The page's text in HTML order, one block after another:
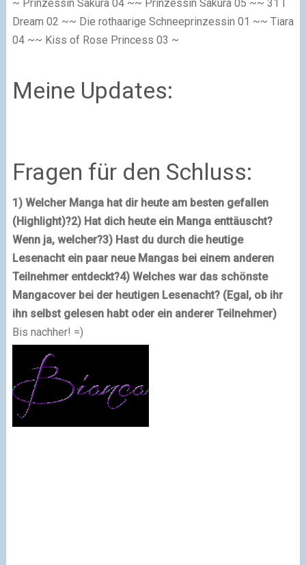
~ Prinzessin Sakura 04 ~~ Prinzessin Sakura 05 ~~ 31 I
Dream 02 ~~ Die rothaarige Schneeprinzessin 01 ~~ Tiara
04 ~~ Kiss of Rose Princess 03 ~
Meine Updates:
Fragen für den Schluss:
1) Welcher Manga hat dir heute am besten gefallen
(Highlight)?2) Hat dich heute ein Manga enttäuscht?
Wenn ja, welcher?3) Hast du durch die heutige
Lesenacht ein paar neue Mangas bei einem anderen
Teilnehmer entdeckt?4) Welches war das schönste
Mangacover bei der heutigen Lesenacht? (Egal, ob ihr
ihn selbst gelesen habt oder ein anderer Teilnehmer)
Bis nachher! =)